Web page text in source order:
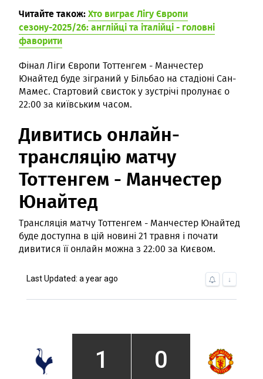
Читайте також:Хто виграє Лігу Європи
сезону-2025/26: англійці та італійці - головні
фаворити
Фінал Ліги Європи Тоттенгем - Манчестер
Юнайтед буде зіграний у Більбао на стадіоні Сан-
Мамес. Стартовий свисток у зустрічі пролунає о
22:00 за київським часом.
Дивитись онлайн-
трансляцію матчу
Тоттенгем - Манчестер
Юнайтед
Трансляція матчу Тоттенгем - Манчестер Юнайтед
буде доступна в цій новині 21 травня і почати
дивитися її онлайн можна з 22:00 за Києвом.